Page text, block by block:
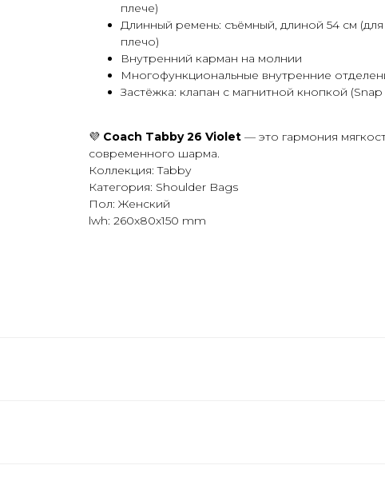
плече)
Длинный ремень: съёмный, длиной 54 см
плечо)
Внутренний карман на молнии
Многофункциональные внутренние
Застёжка: клапан с магнитной кнопкой (
💜 Coach Tabby 26 Violet — это гармония
современного шарма.
Коллекция: Tabby
Категория: Shoulder Bags
Пол: Женский
lwh: 260x80x150 mm